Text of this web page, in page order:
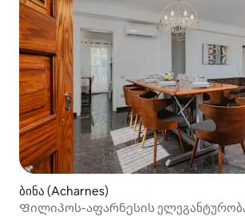
ბინა (Acharnes)
Ფილიპოს-აფარნესის ელეგანტურობა